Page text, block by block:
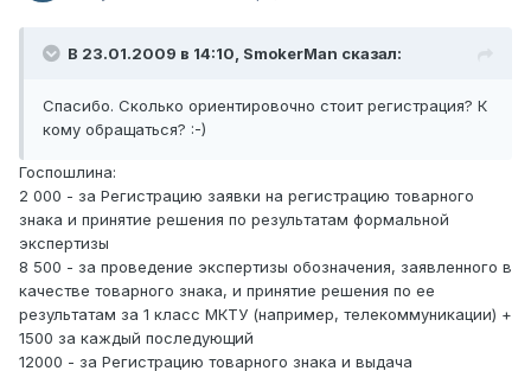
В 23.01.2009 в 14:10, SmokerMan сказал:
Спасибо. Сколько ориентировочно стоит регистрация? К
кому обращаться? :-)
Госпошлина:
2 000 - за Регистрацию заявки на регистрацию товарного
знака и принятие решения по результатам формальной
экспертизы
8 500 - за проведение экспертизы обозначения, заявленного в
качестве товарного знака, и принятие решения по ее
результатам за 1 класс МКТУ (например, телекоммуникации) +
1500 за каждый последующий
12000 - за Регистрацию товарного знака и выдача